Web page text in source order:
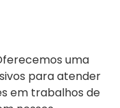
uma
para atender
em trabalhos de